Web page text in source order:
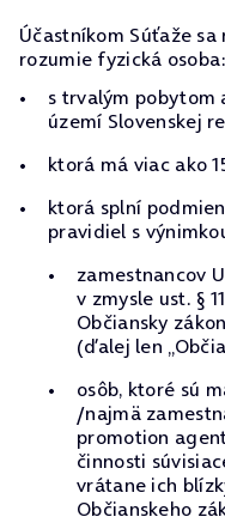
Účastníkom Súťaže
rozumie fyzická osoba:
s trvalým pobytom
území Slovenskej
ktorá má viac ako
ktorá splní
pravidiel s
zamestnancov
v zmysle ust. §
Občiansky
(ďalej len
osôb, ktoré sú
/najmä
promotion
činnosti
vrátane ich
Občianskeho